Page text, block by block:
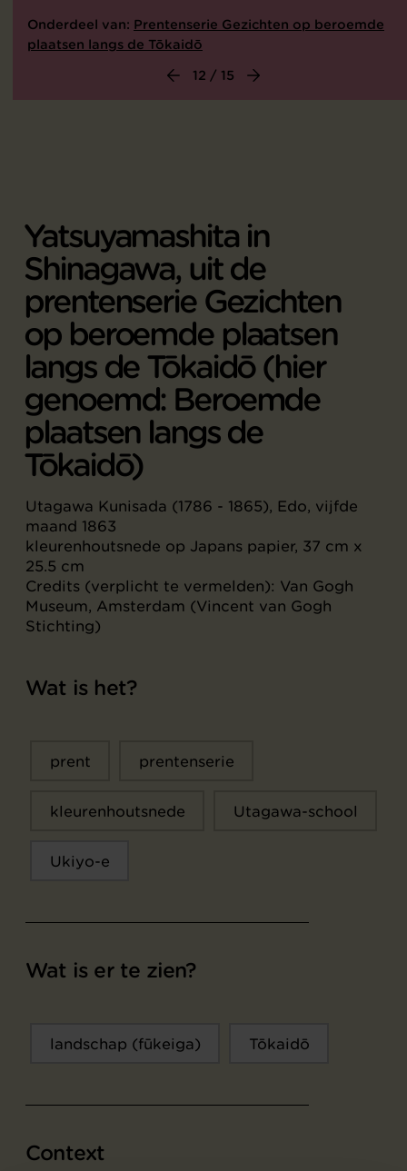
Onderdeel van: Prentenserie Gezichten op beroemde
plaatsen langs de Tōkaidō
12 / 15
Yatsuyamashita in
Shinagawa, uit de
prentenserie Gezichten
op beroemde plaatsen
langs de Tōkaidō (hier
genoemd: Beroemde
plaatsen langs de
Tōkaidō)
Utagawa Kunisada (1786 - 1865), Edo, vijfde
maand 1863
kleurenhoutsnede op Japans papier, 37 cm x
25.5 cm
Credits (verplicht te vermelden): Van Gogh
Museum, Amsterdam (Vincent van Gogh
Stichting)
Wat is het?
prent prentenserie
kleurenhoutsnede Utagawa-school
Ukiyo-e
Wat is er te zien?
landschap (fūkeiga) Tōkaidō
Context